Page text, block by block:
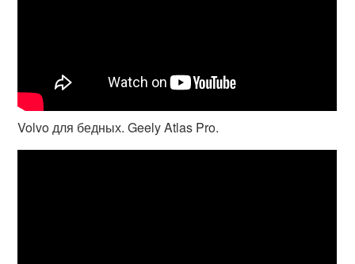
Volvo для бедных. Geely Atlas Pro.